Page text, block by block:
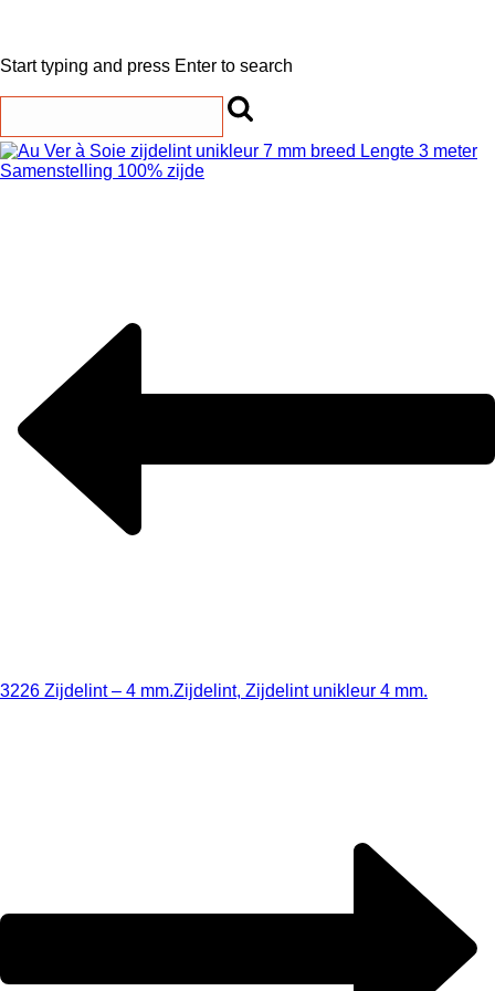
Start typing and press Enter to search
3226 Zijdelint – 4 mm.Zijdelint, Zijdelint unikleur 4 mm.